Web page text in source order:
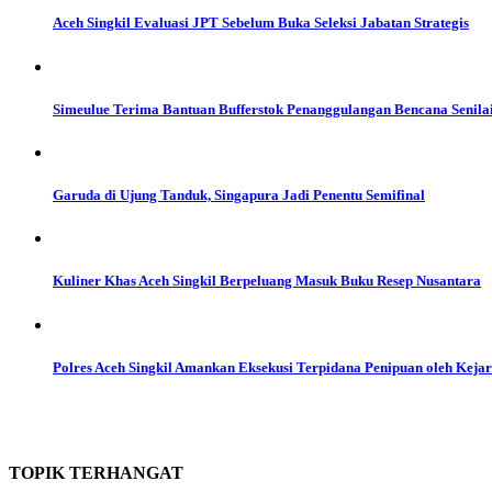
Aceh Singkil Evaluasi JPT Sebelum Buka Seleksi Jabatan Strategis
Simeulue Terima Bantuan Bufferstok Penanggulangan Bencana
Garuda di Ujung Tanduk, Singapura Jadi Penentu Semifinal
Kuliner Khas Aceh Singkil Berpeluang Masuk Buku Resep Nusantara
Polres Aceh Singkil Amankan Eksekusi Terpidana Penipuan oleh
TOPIK TERHANGAT